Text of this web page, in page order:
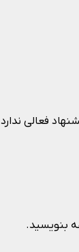
فعالی ندارد
بنویسید.